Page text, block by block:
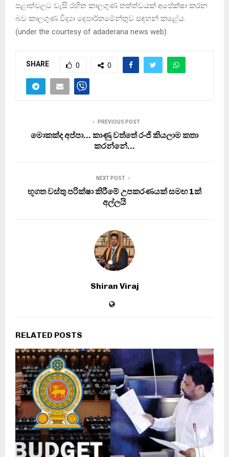
පළාත්වලට වැසි රහිත කාලගුණ තත්ත්වයක් අපේක්ෂා කරන
බව කාලගුණ විද්‍යා දෙපාර්තමේන්තුව සඳහන් කළේය.
(under the courtesy of adaderana news web)
SHARE 0 0
PREVIOUS POST
මොකක්‌ද අප්පා… කාණු වත්තේ රංජි කියලාම කතා
කරන්නේ…
NEXT POST
භූගත වස්තු පරික්ෂා කිරීමේ උපකරණයක් සමඟ 1ක්
අල්ලයි
Shiran Viraj
RELATED POSTS